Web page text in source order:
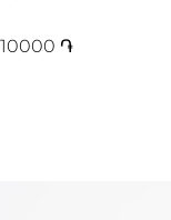
10000 ֏